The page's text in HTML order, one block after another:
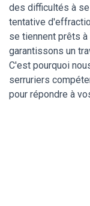
des difficultés à
tentative
se tiennent prêts
garantissons un
C'est pourquoi
serruriers
pour répondre à